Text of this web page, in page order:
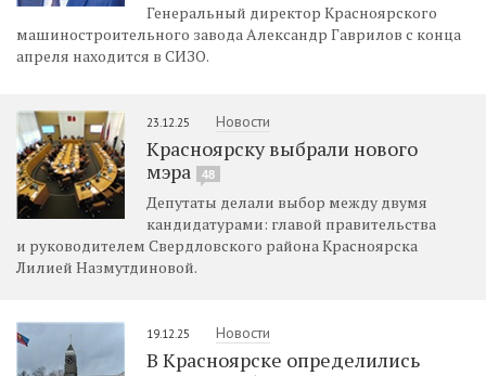
Генеральный директор Красноярского
машиностроительного завода Александр Гаврилов с конца
апреля находится в СИЗО.
23.12.25 Новости
Красноярску выбрали нового
мэра
48
Депутаты делали выбор между двумя
кандидатурами: главой правительства
и руководителем Свердловского района Красноярска
Лилией Назмутдиновой.
19.12.25 Новости
В Красноярске определились